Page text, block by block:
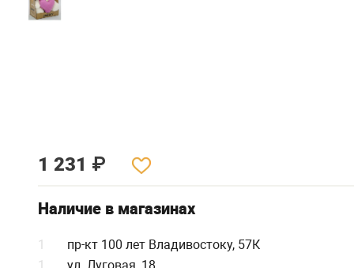
1 231 ₽
Наличие в магазинах
1
пр-кт 100 лет Владивостоку, 57К